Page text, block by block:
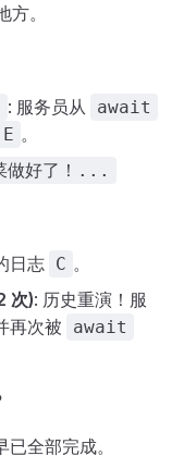
。
: 服务员从 await
E 。
好了！...
日志 C 。
次): 历史重演！服
再次被
await
全部完成。